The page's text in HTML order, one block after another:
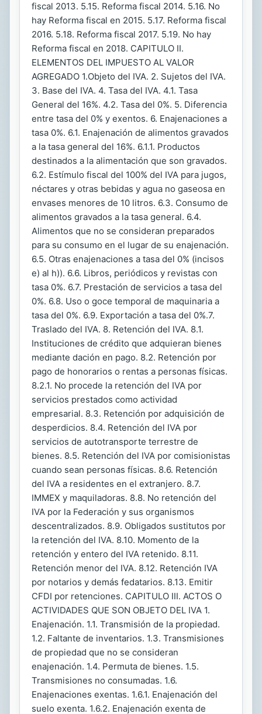
fiscal 2013. 5.15. Reforma fiscal 2014. 5.16. No
hay Reforma fiscal en 2015. 5.17. Reforma fiscal
2016. 5.18. Reforma fiscal 2017. 5.19. No hay
Reforma fiscal en 2018. CAPITULO II.
ELEMENTOS DEL IMPUESTO AL VALOR
AGREGADO 1.Objeto del IVA. 2. Sujetos del IVA.
3. Base del IVA. 4. Tasa del IVA. 4.1. Tasa
General del 16%. 4.2. Tasa del 0%. 5. Diferencia
entre tasa del 0% y exentos. 6. Enajenaciones a
tasa 0%. 6.1. Enajenación de alimentos gravados
a la tasa general del 16%. 6.1.1. Productos
destinados a la alimentación que son gravados.
6.2. Estímulo fiscal del 100% del IVA para jugos,
néctares y otras bebidas y agua no gaseosa en
envases menores de 10 litros. 6.3. Consumo de
alimentos gravados a la tasa general. 6.4.
Alimentos que no se consideran preparados
para su consumo en el lugar de su enajenación.
6.5. Otras enajenaciones a tasa del 0% (incisos
e) al h)). 6.6. Libros, periódicos y revistas con
tasa 0%. 6.7. Prestación de servicios a tasa del
0%. 6.8. Uso o goce temporal de maquinaria a
tasa del 0%. 6.9. Exportación a tasa del 0%.7.
Traslado del IVA. 8. Retención del IVA. 8.1.
Instituciones de crédito que adquieran bienes
mediante dación en pago. 8.2. Retención por
pago de honorarios o rentas a personas físicas.
8.2.1. No procede la retención del IVA por
servicios prestados como actividad
empresarial. 8.3. Retención por adquisición de
desperdicios. 8.4. Retención del IVA por
servicios de autotransporte terrestre de
bienes. 8.5. Retención del IVA por comisionistas
cuando sean personas físicas. 8.6. Retención
del IVA a residentes en el extranjero. 8.7.
IMMEX y maquiladoras. 8.8. No retención del
IVA por la Federación y sus organismos
descentralizados. 8.9. Obligados sustitutos por
la retención del IVA. 8.10. Momento de la
retención y entero del IVA retenido. 8.11.
Retención menor del IVA. 8.12. Retención IVA
por notarios y demás fedatarios. 8.13. Emitir
CFDI por retenciones. CAPITULO III. ACTOS O
ACTIVIDADES QUE SON OBJETO DEL IVA 1.
Enajenación. 1.1. Transmisión de la propiedad.
1.2. Faltante de inventarios. 1.3. Transmisiones
de propiedad que no se consideran
enajenación. 1.4. Permuta de bienes. 1.5.
Transmisiones no consumadas. 1.6.
Enajenaciones exentas. 1.6.1. Enajenación del
suelo exenta. 1.6.2. Enajenación exenta de